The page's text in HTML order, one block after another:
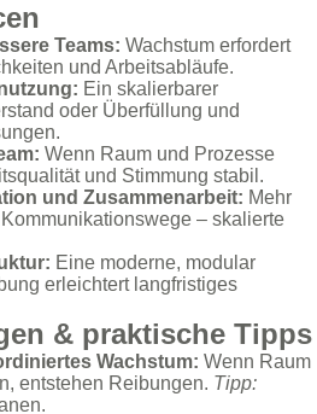
Teams: Wachstum erfordert
und Arbeitsabläufe.
Ein skalierbarer
oder Überfüllung und
Wenn Raum und Prozesse
und Stimmung stabil.
und Zusammenarbeit: Mehr
– skalierte
Eine moderne, modular
erleichtert langfristiges
& praktische Tipps
Wachstum: Wenn Raum
entstehen Reibungen. Tipp: